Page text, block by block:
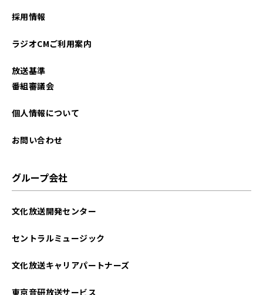
採用情報
ラジオCMご利用案内
放送基準
番組審議会
個人情報について
お問い合わせ
グループ会社
文化放送開発センター
セントラルミュージック
文化放送キャリアパートナーズ
東京音研放送サービス